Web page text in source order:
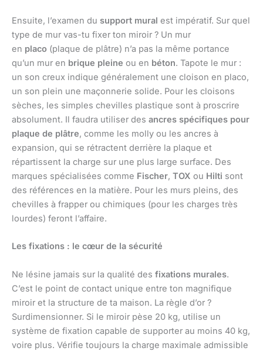
Ensuite, l’examen du support mural est impératif. Sur quel
type de mur vas-tu fixer ton miroir ? Un mur
en placo (plaque de plâtre) n’a pas la même portance
qu’un mur en brique pleine ou en béton. Tapote le mur :
un son creux indique généralement une cloison en placo,
un son plein une maçonnerie solide. Pour les cloisons
sèches, les simples chevilles plastique sont à proscrire
absolument. Il faudra utiliser des ancres spécifiques pour
plaque de plâtre, comme les molly ou les ancres à
expansion, qui se rétractent derrière la plaque et
répartissent la charge sur une plus large surface. Des
marques spécialisées comme Fischer, TOX ou Hilti sont
des références en la matière. Pour les murs pleins, des
chevilles à frapper ou chimiques (pour les charges très
lourdes) feront l’affaire.
Les fixations : le cœur de la sécurité
Ne lésine jamais sur la qualité des fixations murales.
C’est le point de contact unique entre ton magnifique
miroir et la structure de ta maison. La règle d’or ?
Surdimensionner. Si le miroir pèse 20 kg, utilise un
système de fixation capable de supporter au moins 40 kg,
voire plus. Vérifie toujours la charge maximale admissible